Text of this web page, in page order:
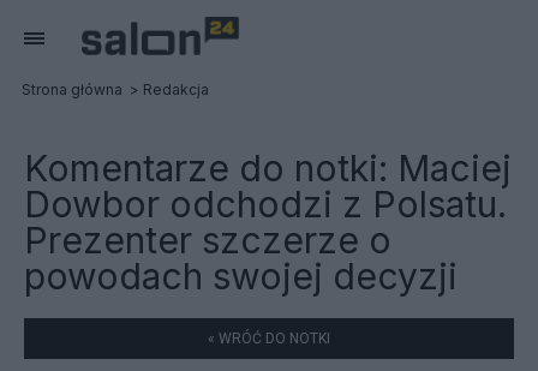
Strona główna Redakcja
Komentarze do notki: Maciej
Dowbor odchodzi z Polsatu.
Prezenter szczerze o
powodach swojej decyzji
« WRÓĆ DO NOTKI